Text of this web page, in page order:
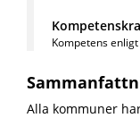
Kompetens
Alla kommuner